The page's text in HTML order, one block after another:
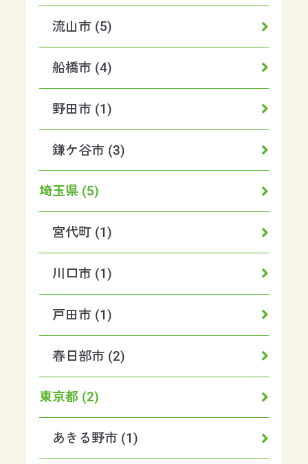
流山市 (5)
船橋市 (4)
野田市 (1)
鎌ケ谷市 (3)
埼玉県 (5)
宮代町 (1)
川口市 (1)
戸田市 (1)
春日部市 (2)
東京都 (2)
あきる野市 (1)